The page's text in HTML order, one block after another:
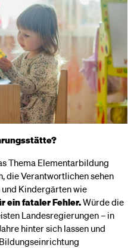
Thema Elementarbildung
die Verantwortlichen sehen
Kindergärten wie
ein fataler Fehler.Würde die
Landesregierungen – in
hinter sich lassen und